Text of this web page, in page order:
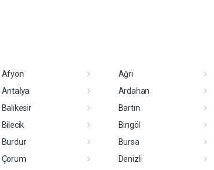
Afyon
Ağrı
Antalya
Ardahan
Balıkesir
Bartın
Bilecik
Bingöl
Burdur
Bursa
Çorum
Denizli